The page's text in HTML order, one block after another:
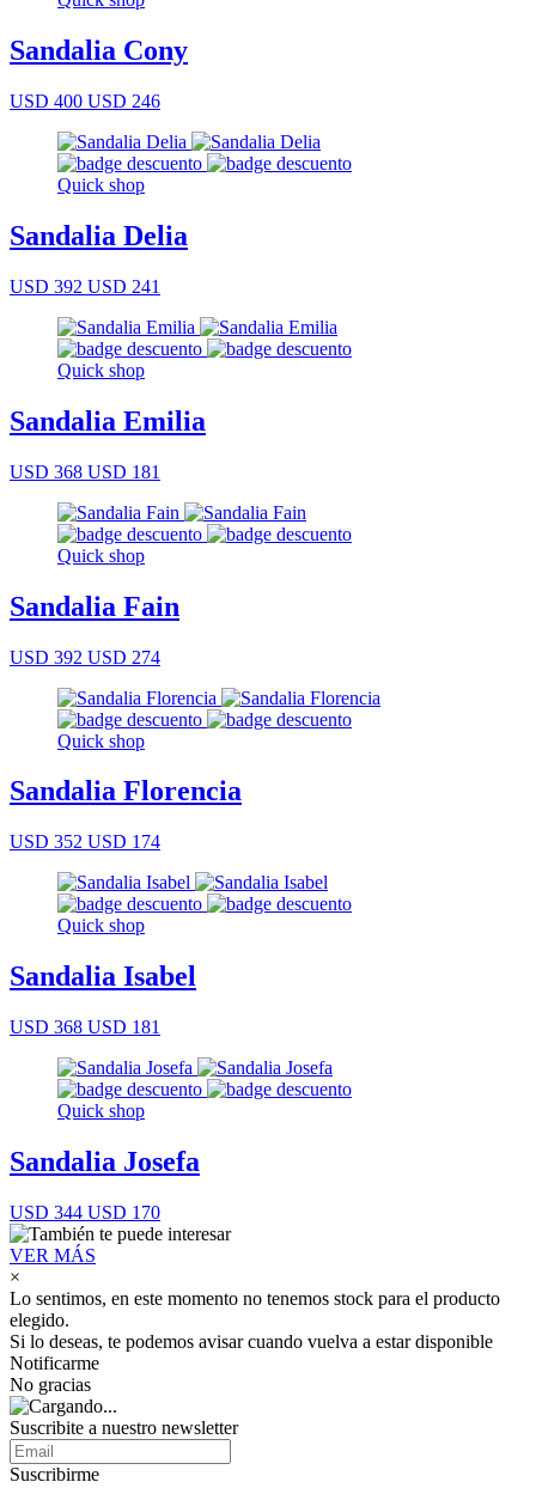
Sandalia Cony
USD 400 USD 246
Quick shop
Sandalia Delia
USD 392 USD 241
Quick shop
Sandalia Emilia
USD 368 USD 181
Quick shop
Sandalia Fain
USD 392 USD 274
Quick shop
Sandalia Florencia
USD 352 USD 174
Quick shop
Sandalia Isabel
USD 368 USD 181
Quick shop
Sandalia Josefa
USD 344 USD 170
VER MÁS
×
Lo sentimos, en este momento no tenemos stock para el producto
elegido.
Si lo deseas, te podemos avisar cuando vuelva a estar disponible
Notificarme
No gracias
Suscribite a nuestro newsletter
Suscribirme